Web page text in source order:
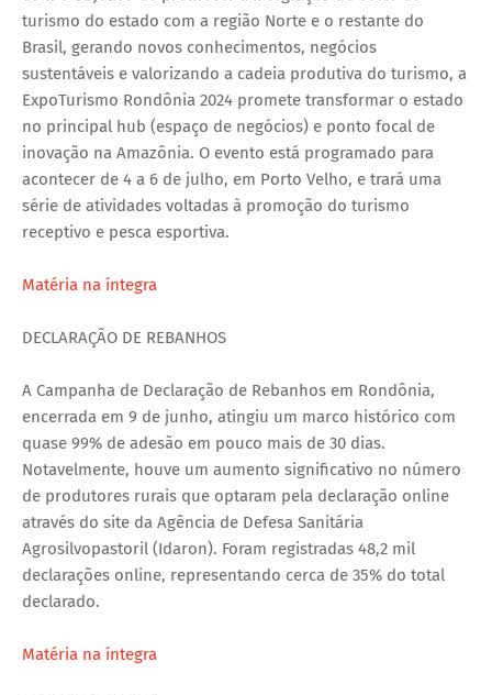
turismo do estado com a região Norte e o restante do
Brasil, gerando novos conhecimentos, negócios
sustentáveis e valorizando a cadeia produtiva do turismo, a
ExpoTurismo Rondônia 2024 promete transformar o estado
no principal hub (espaço de negócios) e ponto focal de
inovação na Amazônia. O evento está programado para
acontecer de 4 a 6 de julho, em Porto Velho, e trará uma
série de atividades voltadas à promoção do turismo
receptivo e pesca esportiva.
Matéria na íntegra
DECLARAÇÃO DE REBANHOS
A Campanha de Declaração de Rebanhos em Rondônia,
encerrada em 9 de junho, atingiu um marco histórico com
quase 99% de adesão em pouco mais de 30 dias.
Notavelmente, houve um aumento significativo no número
de produtores rurais que optaram pela declaração online
através do site da Agência de Defesa Sanitária
Agrosilvopastoril (Idaron). Foram registradas 48,2 mil
declarações online, representando cerca de 35% do total
declarado.
Matéria na íntegra